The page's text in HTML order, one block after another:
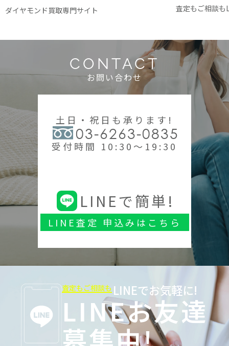
ダイヤモンド買取専門サイト 査定もご相談も
CONTACT
お問い合わせ
土日・祝日も承ります!
03-6263-0835
受付時間 10:30～19:30
LINEで簡単!
LINE査定 申込みはこちら
査定もご相談も LINEでお気軽に!
LINEお友達